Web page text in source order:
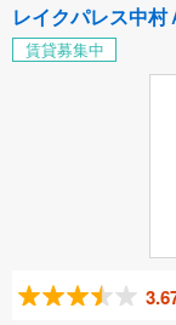
レイクパレス中村
賃貸募集中